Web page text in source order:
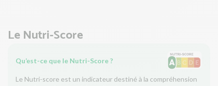
Le Nutri-Score
Qu’est-ce que le Nutri-Score ?
Le Nutri-score est un indicateur destiné à la compréhension